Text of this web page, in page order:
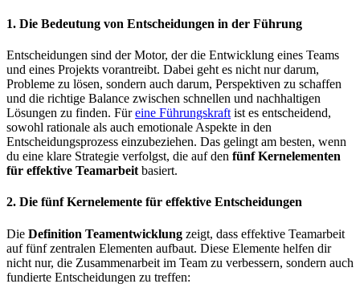
1. Die Bedeutung von Entscheidungen in der Führung
Entscheidungen sind der Motor, der die Entwicklung eines Teams
und eines Projekts vorantreibt. Dabei geht es nicht nur darum,
Probleme zu lösen, sondern auch darum, Perspektiven zu schaffen
und die richtige Balance zwischen schnellen und nachhaltigen
Lösungen zu finden. Füreine Führungskraft ist es entscheidend,
sowohl rationale als auch emotionale Aspekte in den
Entscheidungsprozess einzubeziehen. Das gelingt am besten, wenn
du eine klare Strategie verfolgst, die auf den fünf Kernelementen
für effektive Teamarbeit basiert.
2. Die fünf Kernelemente für effektive Entscheidungen
Die Definition Teamentwicklung zeigt, dass effektive Teamarbeit
auf fünf zentralen Elementen aufbaut. Diese Elemente helfen dir
nicht nur, die Zusammenarbeit im Team zu verbessern, sondern auch
fundierte Entscheidungen zu treffen: